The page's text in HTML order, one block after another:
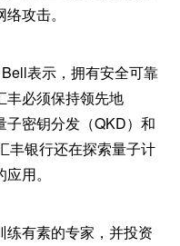
攻击。
表示，拥有安全可靠
丰必须保持领先地
密钥分发（QKD）和
丰银行还在探索量子计
用。
有素的专家，并投资